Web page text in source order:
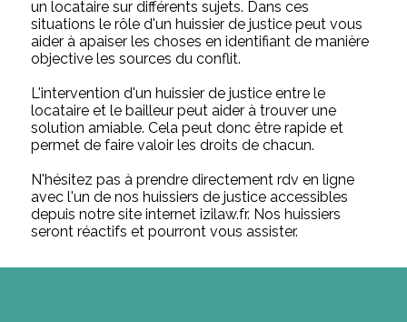
un locataire sur différents sujets. Dans ces
situations le rôle d'un huissier de justice peut vous
aider à apaiser les choses en identifiant de manière
objective les sources du conflit.
L'intervention d'un huissier de justice entre le
locataire et le bailleur peut aider à trouver une
solution amiable. Cela peut donc être rapide et
permet de faire valoir les droits de chacun.
N'hésitez pas à prendre directement rdv en ligne
avec l'un de nos huissiers de justice accessibles
depuis notre site internet izilaw.fr. Nos huissiers
seront réactifs et pourront vous assister.